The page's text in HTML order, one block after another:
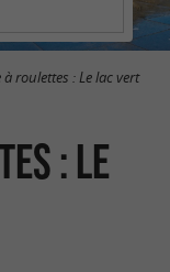
roulettes : Le lac vert
: Le